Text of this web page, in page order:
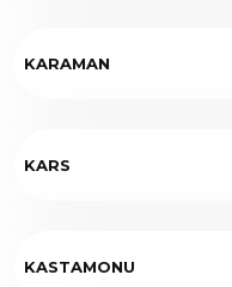
KARAMAN
KARS
KASTAMONU